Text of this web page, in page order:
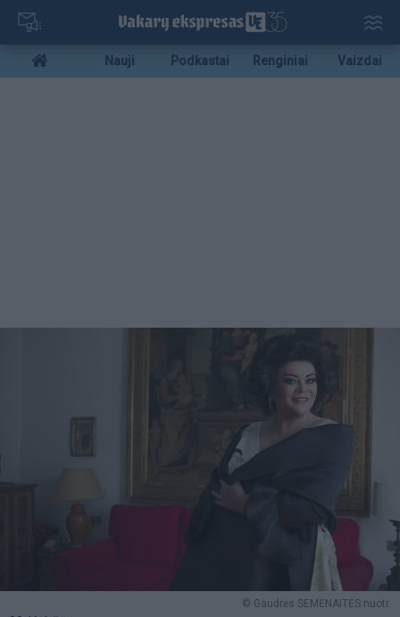
Pereiti
pagrindinį
turinį
Mobile
menu
Nauji Podkastai Renginiai Vaizdai
© Gaudrės SEMĖNAITĖS nuotr.